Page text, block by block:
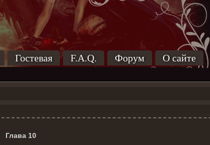
Гостевая F.A.Q. Форум О сайте
Глава 10